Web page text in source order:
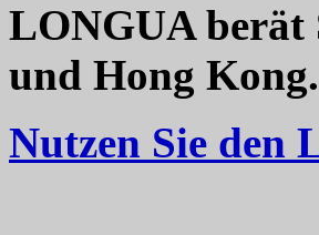
LONGUA berät
und Hong Kong.
Nutzen Sie den